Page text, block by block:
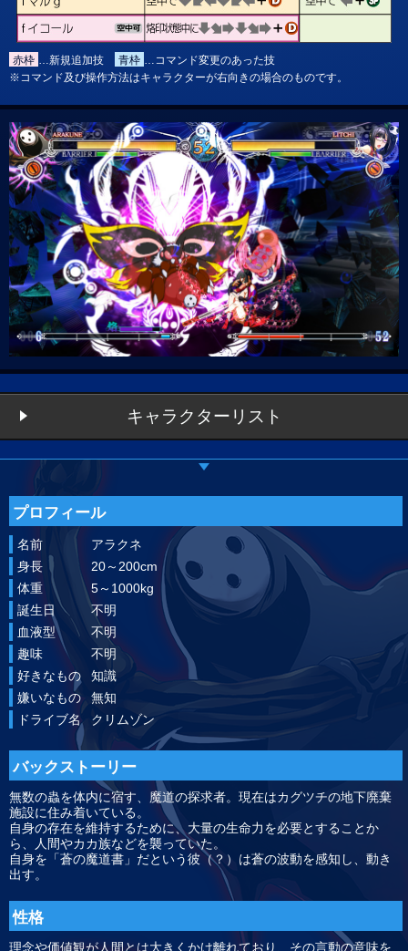
赤枠 …新規追加技 青枠 …コマンド変更のあった技
※コマンド及び操作方法はキャラクターが右向きの場合のものです。
キャラクターリスト
プロフィール
名前
アラクネ
身長
20～200cm
体重
5～1000kg
誕生日
不明
血液型
不明
趣味
不明
好きなもの
知識
嫌いなもの
無知
ドライブ名
クリムゾン
バックストーリー
無数の蟲を体内に宿す、魔道の探求者。現在はカグツチの地下廃棄
施設に住み着いている。
自身の存在を維持するために、大量の生命力を必要とすることか
ら、人間やカカ族などを襲っていた。
自身を「蒼の魔道書」だという彼（？）は蒼の波動を感知し、動き
出す。
性格
理念や価値観が人間とは大きくかけ離れており、その言動の意味を